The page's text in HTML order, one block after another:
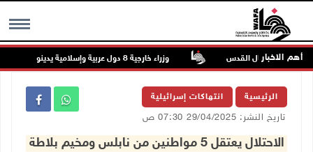
MENU أهم الاخبار
في جبع شمال القدس وزراء خارجية 8 دول عربية وإسلامية يدينون الانتهاكات الإسرائيلية المتواصلة في غزة
الرئيسية انتهاكات إسرائيلية
تاريخ النشر: 29/04/2025 07:30 ص
الاحتلال يعتقل 5 مواطنين من نابلس ومخيم بلاطة